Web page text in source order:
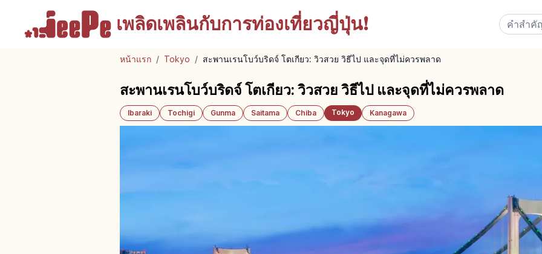
เพลิดเพลินกับการท่องเที่ยวญี่ปุ่น!
หน้าแรก / Tokyo / สะพานเรนโบว์บริดจ์ โตเกียว: วิวสวย วิธีไป และจุดที่ไม่ควรพลาด
สะพานเรนโบว์บริดจ์ โตเกียว: วิวสวย วิธีไป และจุดที่ไม่ควรพลาด
Ibaraki Tochigi Gunma Saitama Chiba Tokyo Kanagawa